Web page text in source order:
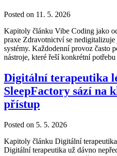
Posted on 11. 5. 2026
Kapitoly článku Vibe Coding jako
praxe Zdravotnictví se
systémy. Každodenní provoz často
nástroje, které řeší konkrétní
Digitální terapeutika
SleepFactory sází na
přístup
Posted on 5. 5. 2026
Kapitoly článku Digitální
Digitální terapeutika už dávno